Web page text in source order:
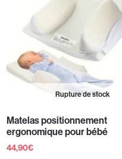
Rupture de stock
Matelas positionnement
ergonomique pour bébé
44,90€